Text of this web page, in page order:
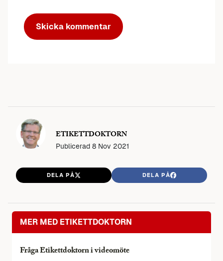
ETIKETTDOKTORN
Publicerad 8 Nov 2021
DELA PÅ DELA PÅ
MER MED ETIKETTDOKTORN
Fråga Etikettdoktorn i videomöte